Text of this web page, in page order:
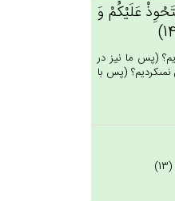
عَلَيْكُم‌ْ وَ
(پس ما نيز در
نمى‏كرديم؟ (پس با